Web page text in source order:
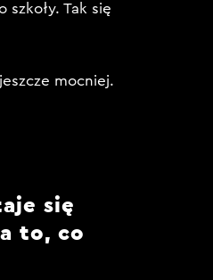
Tak się
mocniej.
się
to, co